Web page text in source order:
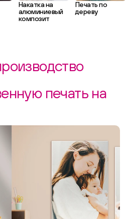
Накатка на
алюминиевый
композит
Печать по
дереву
печать на